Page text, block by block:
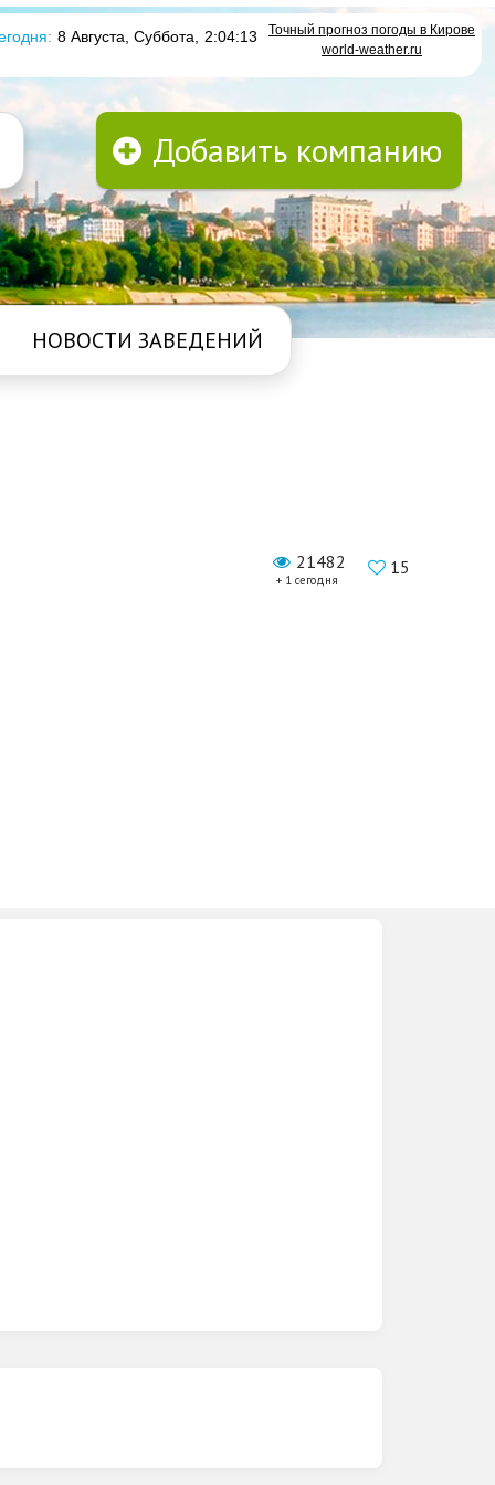
8 Августа, Суббота 2:04:14
Точный прогноз погоды в Кирове
world-weather.ru
Добавить компанию
НОВОСТИ ЗАВЕДЕНИЙ
21482
+ 1 сегодня
15